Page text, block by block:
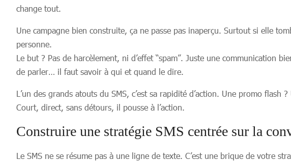
change tout.
Une campagne bien construite, ça ne passe pas inaperçu. Surtout si elle
personne.
Le but ? Pas de harcèlement, ni d’effet “spam”. Juste une communication
de parler… il faut savoir à qui et quand le dire.
L’un des grands atouts du SMS, c’est sa rapidité d’action. Une promo
Court, direct, sans détours, il pousse à l’action.
Construire une stratégie SMS centrée sur la
Le SMS ne se résume pas à une ligne de texte. C’est une brique de votre